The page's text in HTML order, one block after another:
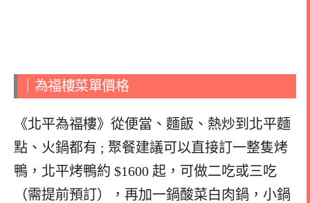
｜為福樓菜單價格
《北平為福樓》從便當、麵飯、熱炒到北平麵
點、火鍋都有 ; 聚餐建議可以直接訂一整隻烤
鴨，北平烤鴨約 $1600 起，可做二吃或三吃
（需提前預訂），再加一鍋酸菜白肉鍋，小鍋